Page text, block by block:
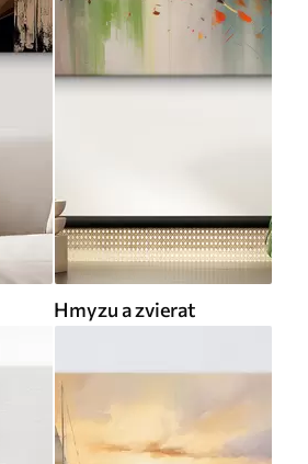
Hmyzu a zvierat